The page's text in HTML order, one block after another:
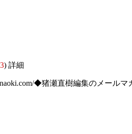
) 詳細
◆猪瀬直樹編集のメールマ